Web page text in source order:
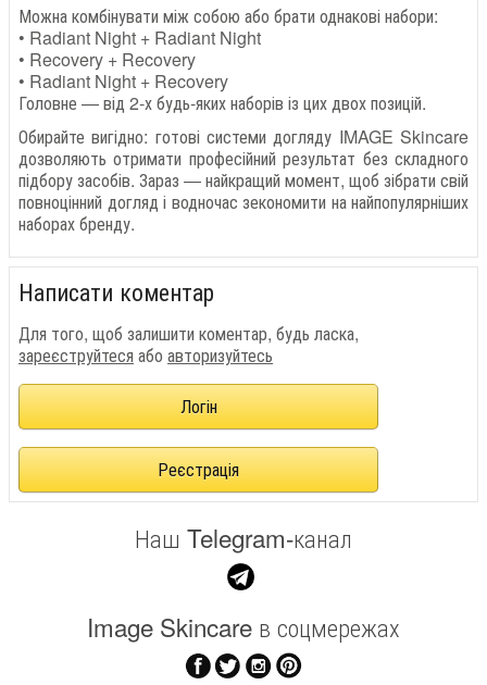
Можна комбінувати між собою або брати однакові набори:
• Radiant Night + Radiant Night
• Recovery + Recovery
• Radiant Night + Recovery
Головне — від 2-х будь-яких наборів із цих двох позицій.
Обирайте вигідно: готові системи догляду IMAGE Skincare
дозволяють отримати професійний результат без складного
підбору засобів. Зараз — найкращий момент, щоб зібрати свій
повноцінний догляд і водночас зекономити на найпопулярніших
наборах бренду.
Написати коментар
Для того, щоб залишити коментар, будь ласка,
зареєструйтеся або авторизуйтесь
Логін
Реєстрація
Наш Telegram-канал
Image Skincare в соцмережах